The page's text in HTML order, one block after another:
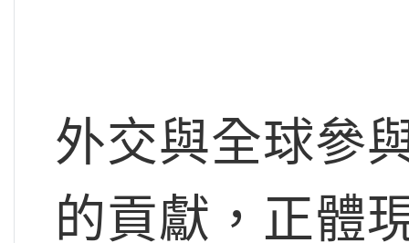
外交與全球參
的貢獻，正體